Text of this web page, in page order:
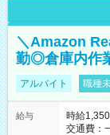
＼Amazon
勤◎倉庫内作
アルバイト 職種
給与
時給
交通費：